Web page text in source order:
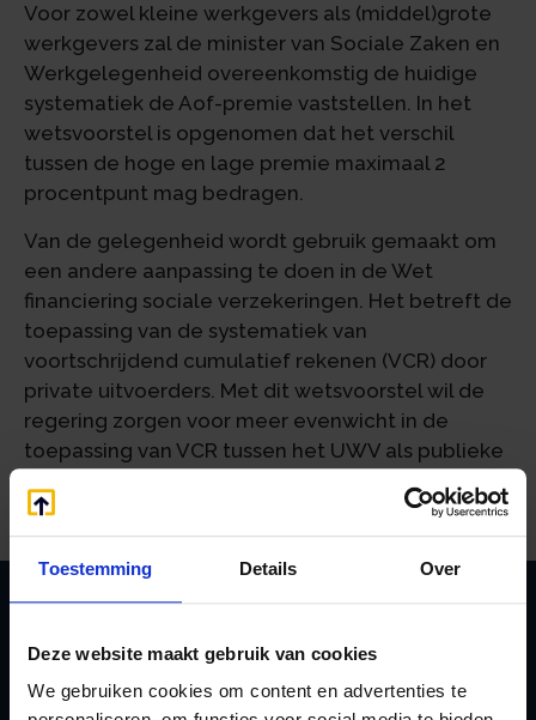
Toestemming Details Over
Deze website maakt gebruik van cookies
We gebruiken cookies om content en advertenties te
Voor zowel kleine werkgevers als (middel)grote
werkgevers zal de minister van Sociale Zaken en
Werkgelegenheid overeenkomstig de huidige
systematiek de Aof-premie vaststellen. In het
wetsvoorstel is opgenomen dat het verschil
tussen de hoge en lage premie maximaal 2
procentpunt mag bedragen.
Van de gelegenheid wordt gebruik gemaakt om
een andere aanpassing te doen in de Wet
financiering sociale verzekeringen. Het betreft de
toepassing van de systematiek van
voortschrijdend cumulatief rekenen (VCR) door
private uitvoerders. Met dit wetsvoorstel wil de
regering zorgen voor meer evenwicht in de
toepassing van VCR tussen het UWV als publieke
Zoeken